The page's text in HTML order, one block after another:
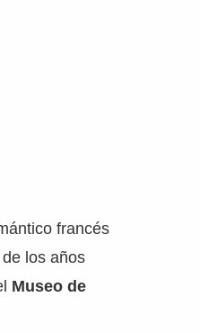
francés
los años
Museo de